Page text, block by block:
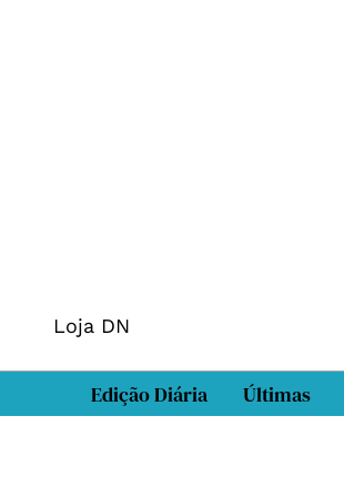
Loja DN
Edição Diária Últimas